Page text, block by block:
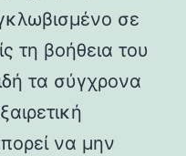
σε
τη βοήθεια του
τα σύγχρονα
να μην